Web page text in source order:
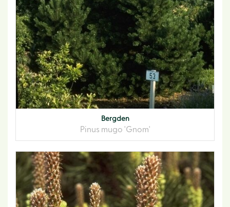
Bergden
Pinus mugo 'Gnom'